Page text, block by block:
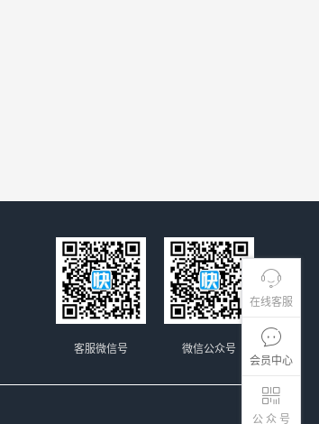
在线客服
会员中心
公 众 号
微信公众号
客服微信号